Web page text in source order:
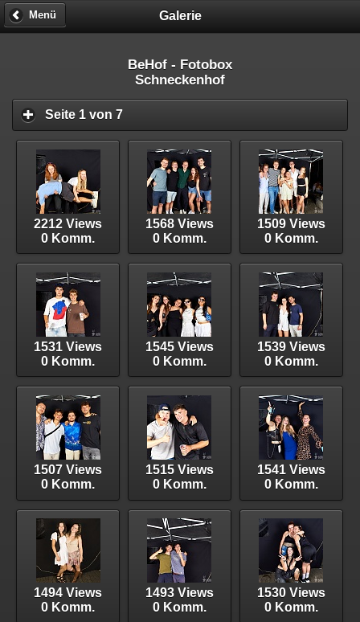
Galerie
Menü
BeHof - Fotobox
Schneckenhof
Seite 1 von 7
2212 Views
0 Komm.
1568 Views
0 Komm.
1509 Views
0 Komm.
1531 Views
0 Komm.
1545 Views
0 Komm.
1539 Views
0 Komm.
1507 Views
0 Komm.
1515 Views
0 Komm.
1541 Views
0 Komm.
1494 Views
0 Komm.
1493 Views
0 Komm.
1530 Views
0 Komm.